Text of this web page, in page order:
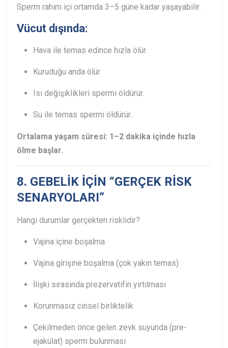
Sperm rahim içi ortamda 3–5 güne kadar yaşayabilir.
Vücut dışında:
Hava ile temas edince hızla ölür.
Kuruduğu anda ölür.
Isı değişiklikleri spermi öldürür.
Su ile temas spermi öldürür.
Ortalama yaşam süresi: 1–2 dakika içinde hızla
ölme başlar.
8. GEBELİK İÇİN “GERÇEK RİSK
SENARYOLARI”
Hangi durumlar gerçekten risklidir?
Vajina içine boşalma
Vajina girişine boşalma (çok yakın temas)
İlişki sırasında prezervatifin yırtılması
Korunmasız cinsel birliktelik
Çekilmeden önce gelen zevk suyunda (pre-
ejakülat) sperm bulunması